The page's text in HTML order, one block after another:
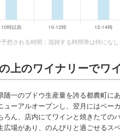
想される時間：混雑する時間帯は特になし
上のワイナリーでワ
随一のブドウ生産量を誇る都農町に
ューアルオープンし、翌月にはベー
ろん、店内にてワインと焼きたての
広場があり、のんびりと過ごせるス